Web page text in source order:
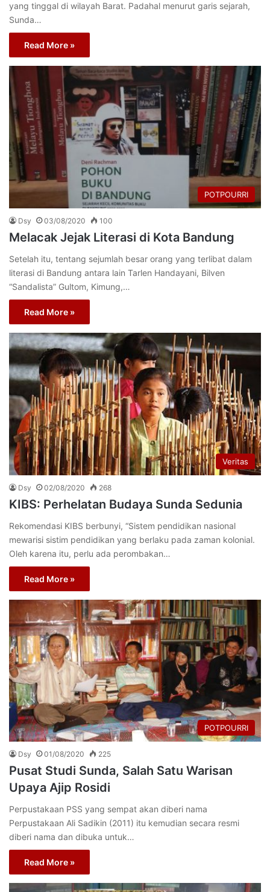
yang tinggal di wilayah Barat. Padahal menurut garis sejarah,
Sunda…
Read More »
POTPOURRI
Dsy 03/08/2020 100
Melacak Jejak Literasi di Kota Bandung
Setelah itu, tentang sejumlah besar orang yang terlibat dalam
literasi di Bandung antara lain Tarlen Handayani, Bilven
“Sandalista” Gultom, Kimung,…
Read More »
Veritas
Dsy 02/08/2020 268
KIBS: Perhelatan Budaya Sunda Sedunia
Rekomendasi KIBS berbunyi, “Sistem pendidikan nasional
mewarisi sistim pendidikan yang berlaku pada zaman kolonial.
Oleh karena itu, perlu ada perombakan…
Read More »
POTPOURRI
Dsy 01/08/2020 225
Pusat Studi Sunda, Salah Satu Warisan
Upaya Ajip Rosidi
Perpustakaan PSS yang sempat akan diberi nama
Perpustakaan Ali Sadikin (2011) itu kemudian secara resmi
diberi nama dan dibuka untuk…
Read More »